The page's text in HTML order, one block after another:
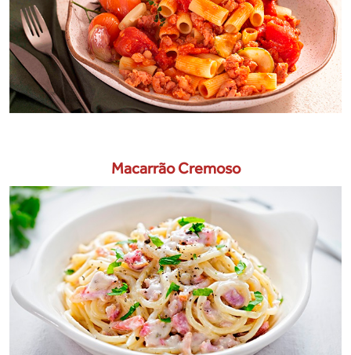
Macarrão Cremoso